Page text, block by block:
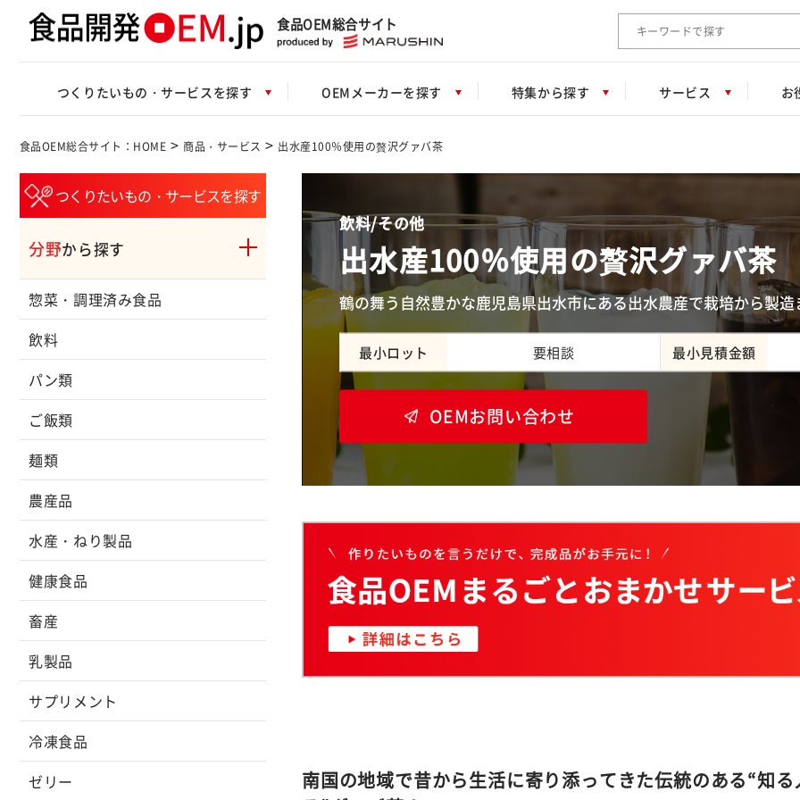
食品OEM総合サイト
検索キーワード入力
つくりたいもの・サービスを探す OEMメーカーを探す 特集から探す サービス お
食品OEM総合サイト：HOME > 商品・サービス > 出水産100％使用の贅沢グァバ茶
つくりたいもの・サービスを探す
分野から探す
惣菜・調理済み食品
飲料
パン類
ご飯類
麺類
農産品
水産・ねり製品
健康食品
畜産
乳製品
サプリメント
冷凍食品
ゼリー
飲料/その他
出水産100％使用の贅沢グァバ茶
鶴の舞う自然豊かな鹿児島県出水市にある出水農産で栽培から製
最小ロット 要相談 最小見積金額
OEMお問い合わせ
南国の地域で昔から生活に寄り添ってきた伝統のある“知